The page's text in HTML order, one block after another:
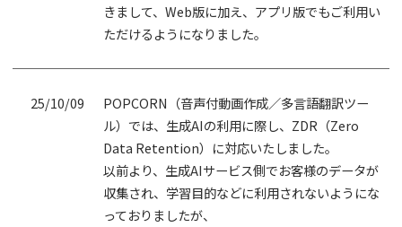
きまして、Web版に加え、アプリ版でもご利用い
ただけるようになりました。
25/10/09
POPCORN（音声付動画作成／多言語翻訳ツー
ル）では、生成AIの利用に際し、ZDR（Zero
Data Retention）に対応いたしました。
以前より、生成AIサービス側でお客様のデータが
収集され、学習目的などに利用されないようにな
っておりましたが、